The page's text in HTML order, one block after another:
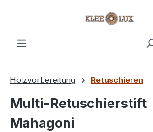
Holzvorbereitung Retuschieren
Multi-Retuschierstift
Mahagoni